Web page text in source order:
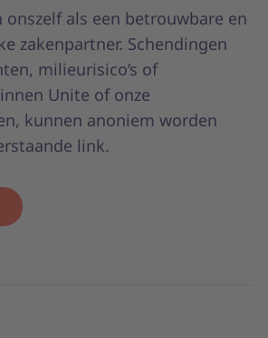
onszelf als een betrouwbare en
zakenpartner. Schendingen
milieurisico’s of
Unite of onze
kunnen anoniem worden
link.